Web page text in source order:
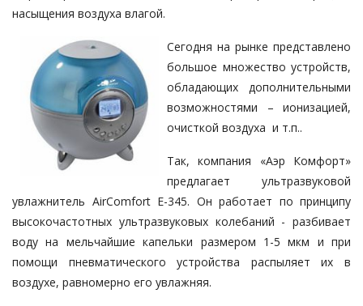
насыщения воздуха влагой.
Сегодня на рынке представлено
большое множество устройств,
обладающих дополнительными
возможностями – ионизацией,
очисткой воздуха и т.п..
Так, компания «Аэр Комфорт»
предлагает ультразвуковой
увлажнитель AirComfort E-345. Он работает по принципу
высокочастотных ультразвуковых колебаний - разбивает
воду на мельчайшие капельки размером 1-5 мкм и при
помощи пневматического устройства распыляет их в
воздухе, равномерно его увлажняя.